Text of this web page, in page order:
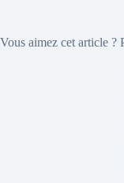
Vous aimez cet article ?